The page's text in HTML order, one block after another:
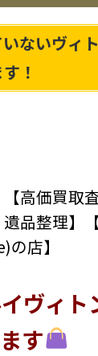
ないヴィ
！
高価買取
品整理】
店】
ヴィ
す